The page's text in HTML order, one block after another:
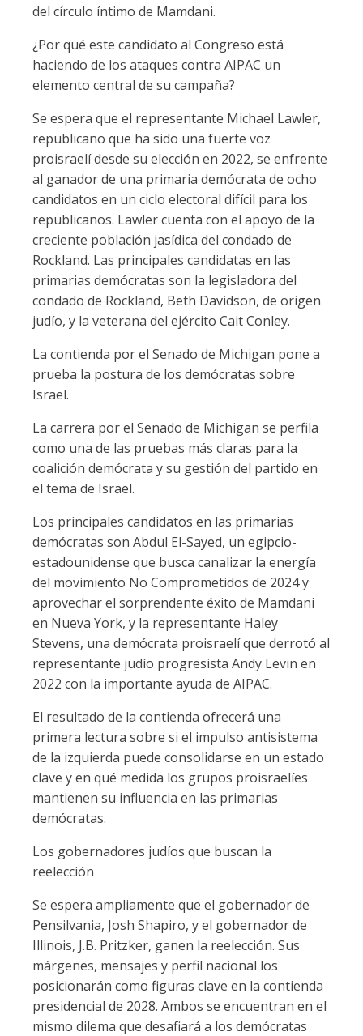
del círculo íntimo de Mamdani.
¿Por qué este candidato al Congreso está
haciendo de los ataques contra AIPAC un
elemento central de su campaña?
Se espera que el representante Michael Lawler,
republicano que ha sido una fuerte voz
proisraelí desde su elección en 2022, se enfrente
al ganador de una primaria demócrata de ocho
candidatos en un ciclo electoral difícil para los
republicanos. Lawler cuenta con el apoyo de la
creciente población jasídica del condado de
Rockland. Las principales candidatas en las
primarias demócratas son la legisladora del
condado de Rockland, Beth Davidson, de origen
judío, y la veterana del ejército Cait Conley.
La contienda por el Senado de Michigan pone a
prueba la postura de los demócratas sobre
Israel.
La carrera por el Senado de Michigan se perfila
como una de las pruebas más claras para la
coalición demócrata y su gestión del partido en
el tema de Israel.
Los principales candidatos en las primarias
demócratas son Abdul El-Sayed, un egipcio-
estadounidense que busca canalizar la energía
del movimiento No Comprometidos de 2024 y
aprovechar el sorprendente éxito de Mamdani
en Nueva York, y la representante Haley
Stevens, una demócrata proisraelí que derrotó al
representante judío progresista Andy Levin en
2022 con la importante ayuda de AIPAC.
El resultado de la contienda ofrecerá una
primera lectura sobre si el impulso antisistema
de la izquierda puede consolidarse en un estado
clave y en qué medida los grupos proisraelíes
mantienen su influencia en las primarias
demócratas.
Los gobernadores judíos que buscan la
reelección
Se espera ampliamente que el gobernador de
Pensilvania, Josh Shapiro, y el gobernador de
Illinois, J.B. Pritzker, ganen la reelección. Sus
márgenes, mensajes y perfil nacional los
posicionarán como figuras clave en la contienda
presidencial de 2028. Ambos se encuentran en el
mismo dilema que desafiará a los demócratas